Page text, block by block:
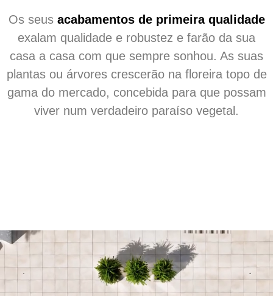
Os seus acabamentos de primeira qualidade
exalam qualidade e robustez e farão da sua
casa a casa com que sempre sonhou. As suas
plantas ou árvores crescerão na floreira topo de
gama do mercado, concebida para que possam
viver num verdadeiro paraíso vegetal.